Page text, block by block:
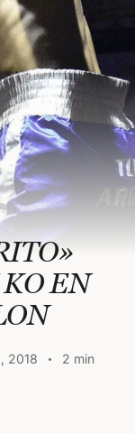
EN
2018
2 min